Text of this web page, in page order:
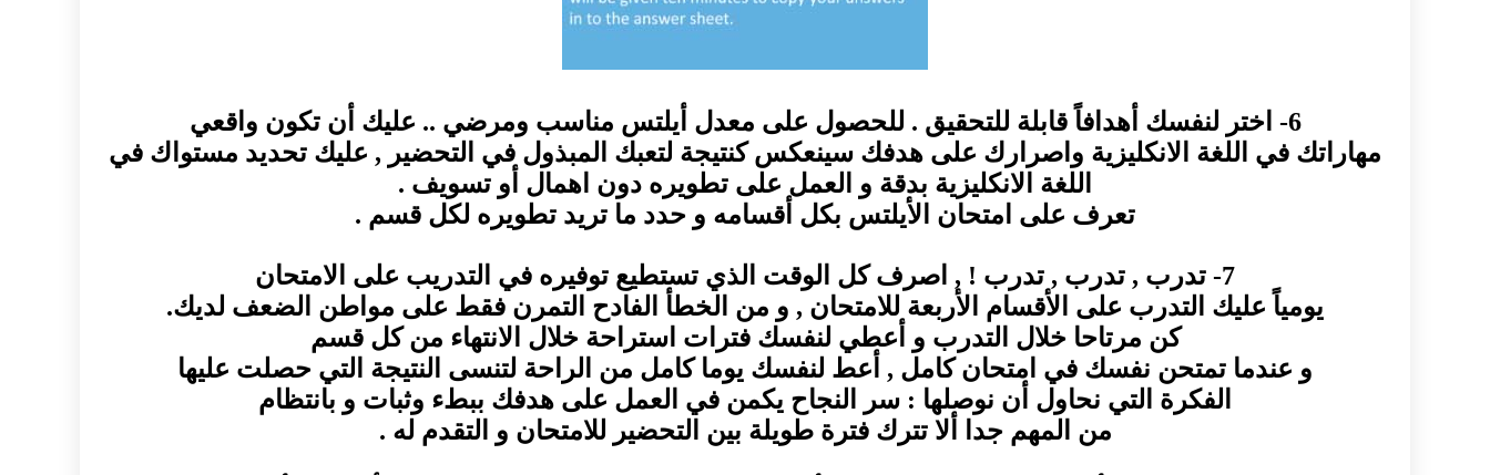
6- اختر لنفسك أهدافاً قابلة للتحقيق . للحصول على معدل أيلتس مناسب ومرضي .. عليك أن تكون واقعي
مهاراتك في اللغة الانكليزية واصرارك على هدفك سينعكس كنتيجة لتعبك المبذول في التحضير , عليك تحديد مستواك في
اللغة الانكليزية بدقة و العمل على تطويره دون اهمال أو تسويف .
تعرف على امتحان الأيلتس بكل أقسامه و حدد ما تريد تطويره لكل قسم .
7- تدرب , تدرب , تدرب ! , اصرف كل الوقت الذي تستطيع توفيره في التدريب على الامتحان
يومياً عليك التدرب على الأقسام الأربعة للامتحان , و من الخطأ الفادح التمرن فقط على مواطن الضعف لديك.
كن مرتاحا خلال التدرب و أعطي لنفسك فترات استراحة خلال الانتهاء من كل قسم
و عندما تمتحن نفسك في امتحان كامل , أعط لنفسك يوما كامل من الراحة لتنسى النتيجة التي حصلت عليها
الفكرة التي نحاول أن نوصلها : سر النجاح يكمن في العمل على هدفك ببطء وثبات و بانتظام
من المهم جدا ألا تترك فترة طويلة بين التحضير للامتحان و التقدم له .